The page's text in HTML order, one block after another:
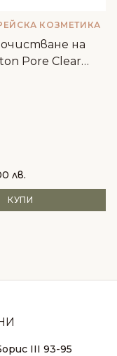
КОЗМЕТИКА
на
Pore Clear
лв.
КУПИ
III 93-95